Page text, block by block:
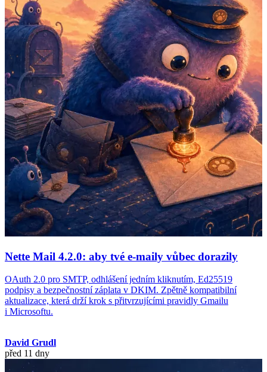
Nette Mail 4.2.0: aby tvé e-maily vůbec dorazily
OAuth 2.0 pro SMTP, odhlášení jedním kliknutím, Ed25519
podpisy a bezpečnostní záplata v DKIM. Zpětně kompatibilní
aktualizace, která drží krok s přitvrzujícími pravidly Gmailu
i Microsoftu.
David Grudl
před 11 dny